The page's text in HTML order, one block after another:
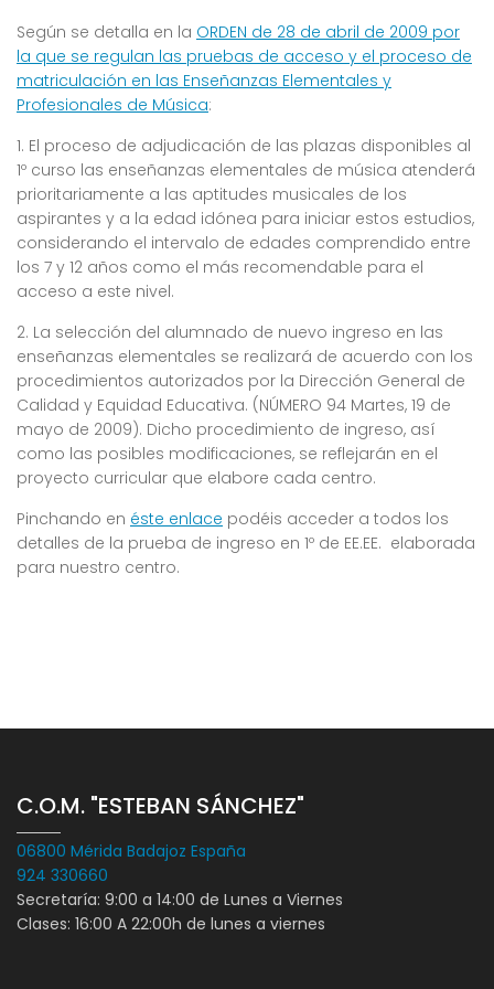
Según se detalla en la ORDEN de 28 de abril de 2009 por
la que se regulan las pruebas de acceso y el proceso de
matriculación en las Enseñanzas Elementales y
Profesionales de Música:
1. El proceso de adjudicación de las plazas disponibles al
1º curso las enseñanzas elementales de música atenderá
prioritariamente a las aptitudes musicales de los
aspirantes y a la edad idónea para iniciar estos estudios,
considerando el intervalo de edades comprendido entre
los 7 y 12 años como el más recomendable para el
acceso a este nivel.
2. La selección del alumnado de nuevo ingreso en las
enseñanzas elementales se realizará de acuerdo con los
procedimientos autorizados por la Dirección General de
Calidad y Equidad Educativa. (NÚMERO 94 Martes, 19 de
mayo de 2009). Dicho procedimiento de ingreso, así
como las posibles modificaciones, se reflejarán en el
proyecto curricular que elabore cada centro.
Pinchando en éste enlace podéis acceder a todos los
detalles de la prueba de ingreso en 1º de EE.EE. elaborada
para nuestro centro.
C.O.M. "ESTEBAN SÁNCHEZ"
06800 Mérida Badajoz España
924 330660
Secretaría: 9:00 a 14:00 de Lunes a Viernes
Clases: 16:00 A 22:00h de lunes a viernes